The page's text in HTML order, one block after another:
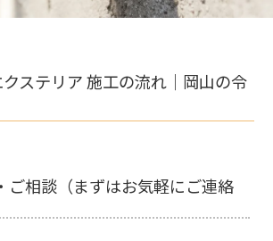
ステリア 施工の流れ｜岡山の令
ご相談（まずはお気軽にご連絡